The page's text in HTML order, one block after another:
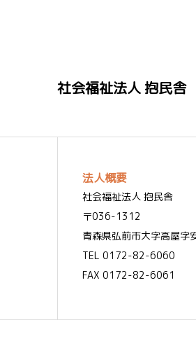
社会福祉法人 抱民舎
法人概要
社会福祉法人 抱民舎
〒036-1312
青森県弘前市大字高屋字
TEL 0172-82-6060
FAX 0172-82-6061